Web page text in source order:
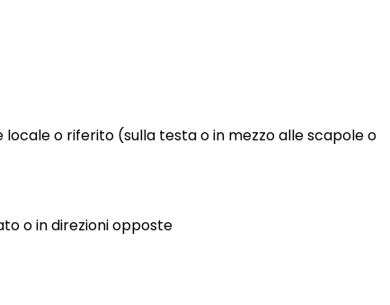
o riferito (sulla testa o in mezzo alle scapole o
o in direzioni opposte